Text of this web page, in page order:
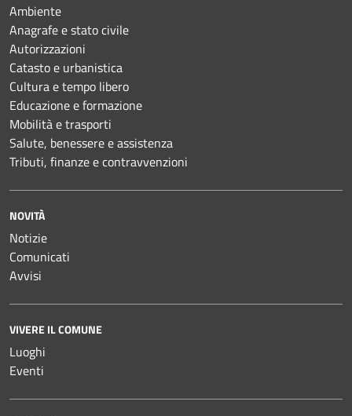
Ambiente
Anagrafe e stato civile
Autorizzazioni
Catasto e urbanistica
Cultura e tempo libero
Educazione e formazione
Mobilità e trasporti
Salute, benessere e assistenza
Tributi, finanze e contravvenzioni
NOVITÀ
Notizie
Comunicati
Avvisi
VIVERE IL COMUNE
Luoghi
Eventi